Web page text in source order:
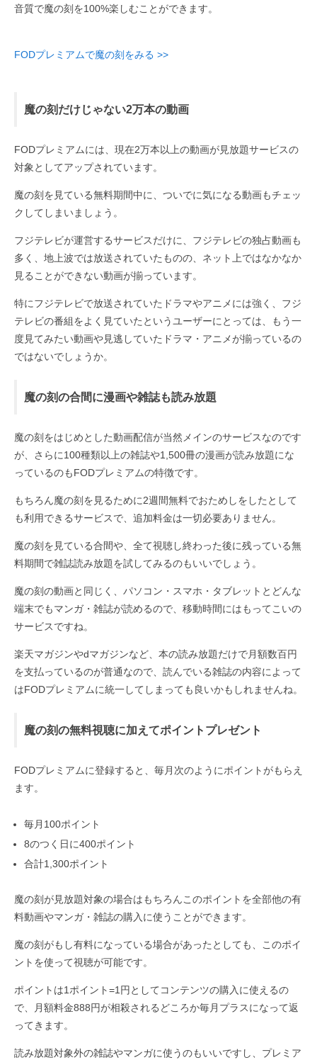
音質で魔の刻を100%楽しむことができます。
FODプレミアムで魔の刻をみる >>
魔の刻だけじゃない2万本の動画
FODプレミアムには、現在2万本以上の動画が見放題サービスの
対象としてアップされています。
魔の刻を見ている無料期間中に、ついでに気になる動画もチェッ
クしてしまいましょう。
フジテレビが運営するサービスだけに、フジテレビの独占動画も
多く、地上波では放送されていたものの、ネット上ではなかなか
見ることができない動画が揃っています。
特にフジテレビで放送されていたドラマやアニメには強く、フジ
テレビの番組をよく見ていたというユーザーにとっては、もう一
度見てみたい動画や見逃していたドラマ・アニメが揃っているの
ではないでしょうか。
魔の刻の合間に漫画や雑誌も読み放題
魔の刻をはじめとした動画配信が当然メインのサービスなのです
が、さらに100種類以上の雑誌や1,500冊の漫画が読み放題にな
っているのもFODプレミアムの特徴です。
もちろん魔の刻を見るために2週間無料でおためしをしたとして
も利用できるサービスで、追加料金は一切必要ありません。
魔の刻を見ている合間や、全て視聴し終わった後に残っている無
料期間で雑誌読み放題を試してみるのもいいでしょう。
魔の刻の動画と同じく、パソコン・スマホ・タブレットとどんな
端末でもマンガ・雑誌が読めるので、移動時間にはもってこいの
サービスですね。
楽天マガジンやdマガジンなど、本の読み放題だけで月額数百円
を支払っているのが普通なので、読んでいる雑誌の内容によって
はFODプレミアムに統一してしまっても良いかもしれませんね。
魔の刻の無料視聴に加えてポイントプレゼント
FODプレミアムに登録すると、毎月次のようにポイントがもらえ
ます。
毎月100ポイント
8のつく日に400ポイント
合計1,300ポイント
魔の刻が見放題対象の場合はもちろんこのポイントを全部他の有
料動画やマンガ・雑誌の購入に使うことができます。
魔の刻がもし有料になっている場合があったとしても、このポイ
ントを使って視聴が可能です。
ポイントは1ポイント=1円としてコンテンツの購入に使えるの
で、月額料金888円が相殺されるどころか毎月プラスになって返
ってきます。
読み放題対象外の雑誌やマンガに使うのもいいですし、プレミア